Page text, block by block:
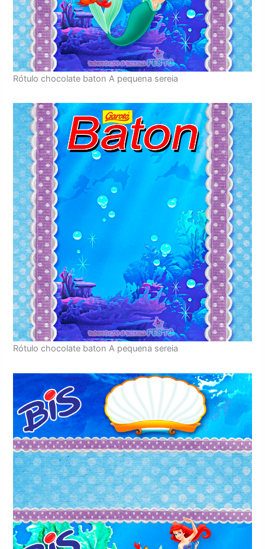
Rótulo chocolate baton A pequena sereia
Rótulo chocolate baton A pequena sereia